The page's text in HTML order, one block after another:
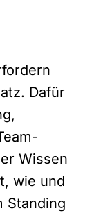
Dafür
Wissen
wie und
Standing